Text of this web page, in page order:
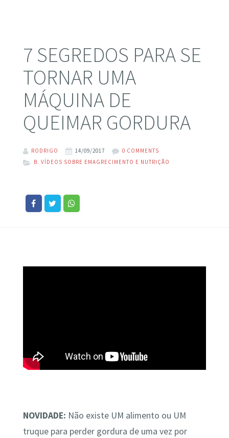
7 SEGREDOS PARA SE
TORNAR UMA
MÁQUINA DE
QUEIMAR GORDURA
RODRIGO 14/09/2017
0 COMMENTS
B. VÍDEOS SOBRE EMAGRECIMENTO E NUTRIÇÃO
NOVIDADE: Não existe UM alimento ou UM
truque para perder gordura de uma vez por